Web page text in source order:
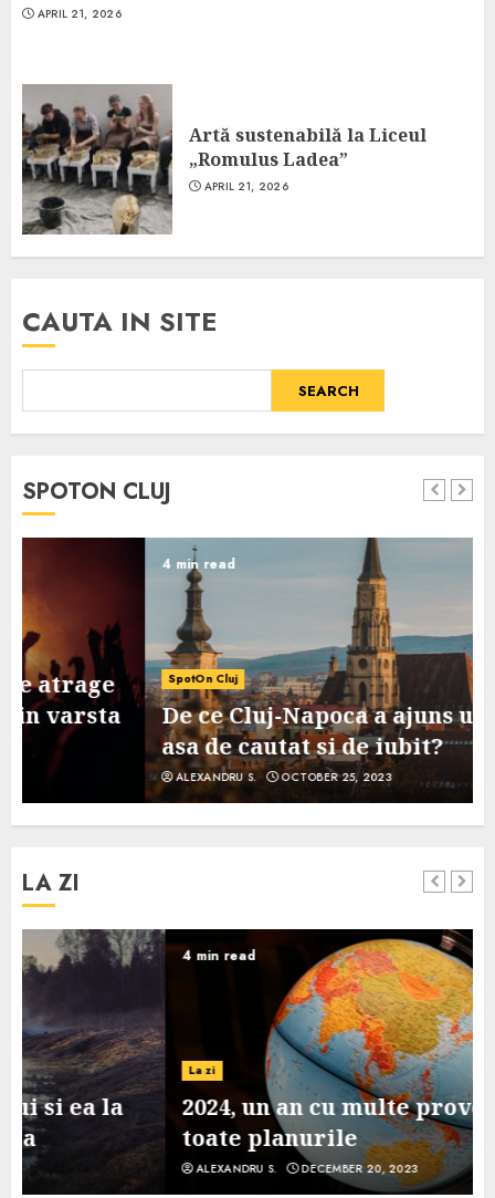
APRIL 21, 2026
Artă sustenabilă la Liceul
„Romulus Ladea”
APRIL 21, 2026
CAUTA IN SITE
SEARCH
SPOTON CLUJ
SpotOn Cluj
De ce Cluj-Napoca a ajuns un oras
asa de cautat si de iubit?
OCTOBER 25, 2023
LA ZI
4 min read
La zi
2024, un an cu multe provocari pe
toate planurile
DECEMBER 20, 2023